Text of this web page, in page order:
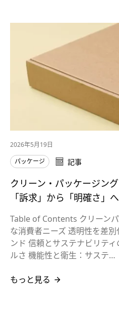
2026年5月19日
パッケージ
記事
クリーン・パッケージン
「訴求」から「明確さ」
Table of Contents クリーン
な消費者ニーズ 透明性を差
ンド 信頼とサステナビリテ
ルさ 機能性と衛生：サステ…
もっと見る